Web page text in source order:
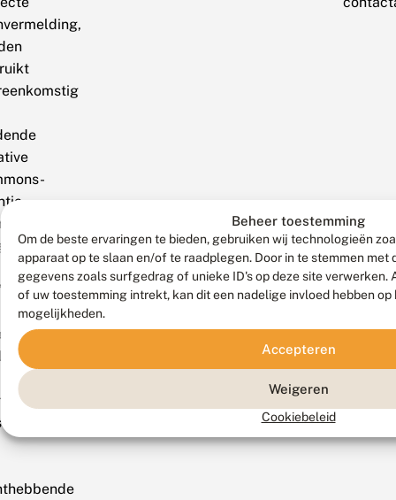
Beheer toestemming
Om de beste ervaringen te bieden, gebruiken wij technologieën
apparaat op te slaan en/of te raadplegen. Door in te stemmen
gegevens zoals surfgedrag of unieke ID's op deze site
of uw toestemming intrekt, kan dit een nadelige invloed hebben
mogelijkheden.
Accepteren
Weigeren
Cookiebeleid